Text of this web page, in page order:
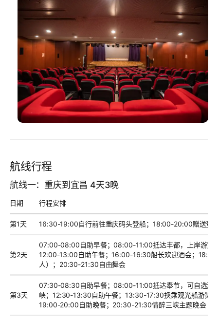
航线行程
航线一：重庆到宜昌 4天3晚
日期 行程安排
第1天 16:30-19:00自行前往重庆码头登船；18:00-20:00赠送登
第2天
07:00-08:00自助早餐；08:00-11:00抵达丰都，上岸游览
12:00-13:00自助午餐；16:00-16:30船长欢迎酒会；
人）；20:30-21:30自由舞会
第3天
07:30-08:30自助早餐；08:00-11:00抵达奉节，可自选游
峡；12:30-13:30自助午餐；13:30-17:30换乘观光船游览
19:00-20:00自助晚餐；20:30-21:30情醉三峡主题晚会